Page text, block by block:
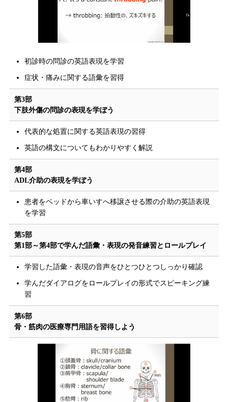
初診時の問診の英語表現を学習
症状・痛みに関する語彙を習得
第3部
下肢外傷の問診の表現を学ぼう
代表的な処置に関する英語表現の習得
英語の構文についてもわかりやすく解説
第4部
ADL介助の表現を学ぼう
患者をベッドから車いすへ移譲させる際の介助の英語表現
を学習
第5部
第1部～第4部で学んだ語彙・表現の発音練習とロールプレイ
学習した語彙・表現の音声をひとつひとつしっかり確認
学んだダイアログをロールプレイの形式でスピーキング練
習
第6部
骨・筋肉の医療専門用語を習得しよう